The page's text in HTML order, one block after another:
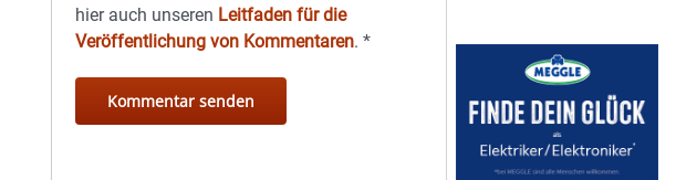
hier auch unseren Leitfaden für die
Veröffentlichung von Kommentaren.*